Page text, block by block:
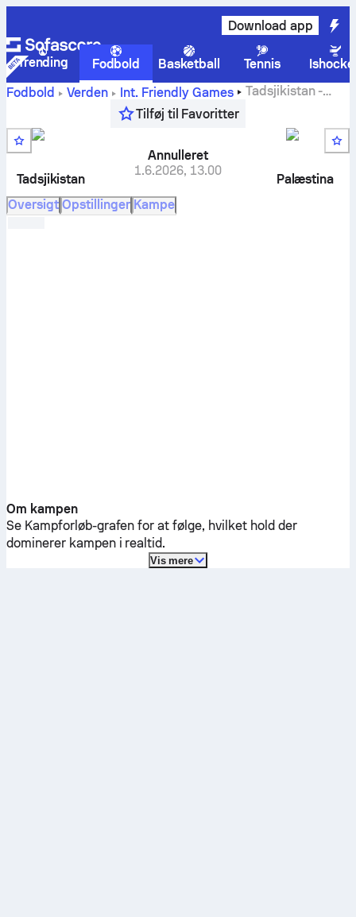
Download app
Trending Fodbold Basketball Tennis
Fodbold
Verden Int. Friendly Games Tadsjikistan-
live resultater, H2H-resultater, stilling og
forudsigelse
Tilføj til Favoritter
Tadsjikistan
Annulleret
1.6.2026, 13.00
Palæstina
Oversigt Opstillinger Kampe
Om kampen
Se Kampforløb-grafen for at følge, hvilket hold der
dominerer kampen i realtid.
Vis mere